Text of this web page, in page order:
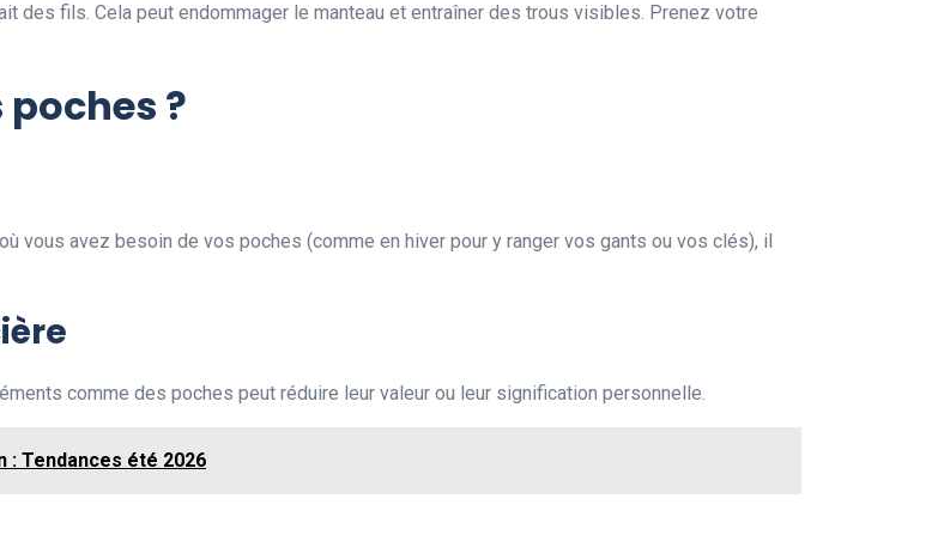
des fils. Cela peut endommager le manteau et entraîner des trous visibles. Prenez votre
?
vous avez besoin de vos poches (comme en hiver pour y ranger vos gants ou vos clés), il
comme des poches peut réduire leur valeur ou leur signification personnelle.
: Tendances été 2026